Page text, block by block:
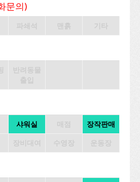
문의)
샤워실 장작판매